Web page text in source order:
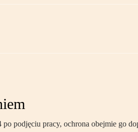
podjęciu pracy, ochrona obejmie go